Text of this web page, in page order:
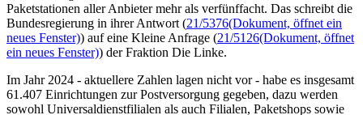
Paketstationen aller Anbieter mehr als verfünffacht. Das schreibt die
Bundesregierung in ihrer Antwort (21/5376(Dokument, öffnet ein
neues Fenster)) auf eine Kleine Anfrage (21/5126(Dokument, öffnet
ein neues Fenster)) der Fraktion Die Linke.
Im Jahr 2024 - aktuellere Zahlen lagen nicht vor - habe es insgesamt
61.407 Einrichtungen zur Postversorgung gegeben, dazu werden
sowohl Universaldienstfilialen als auch Filialen, Paketshops sowie